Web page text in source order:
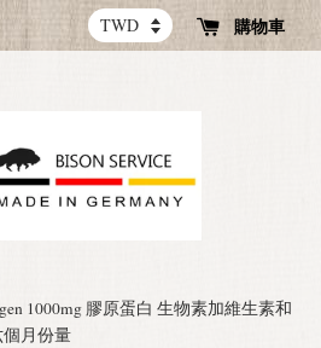
購物車
1000mg 膠原蛋白 生物素加維生素和
個月份量